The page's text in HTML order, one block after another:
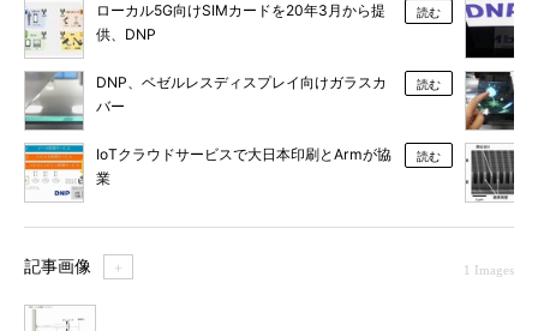
ローカル5G向けSIMカードを20年3月から提
供、DNP
読む
DNP、ベゼルレスディスプレイ向けガラスカ
バー
読む
IoTクラウドサービスで大日本印刷とArmが協
業
読む
記事画像 ＋ 1 Images